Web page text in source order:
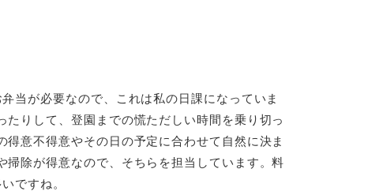
当が必要なので、これは私の日課になっていま
りして、登園までの慌ただしい時間を乗り切っ
意不得意やその日の予定に合わせて自然に決ま
除が得意なので、そちらを担当しています。料
ですね。